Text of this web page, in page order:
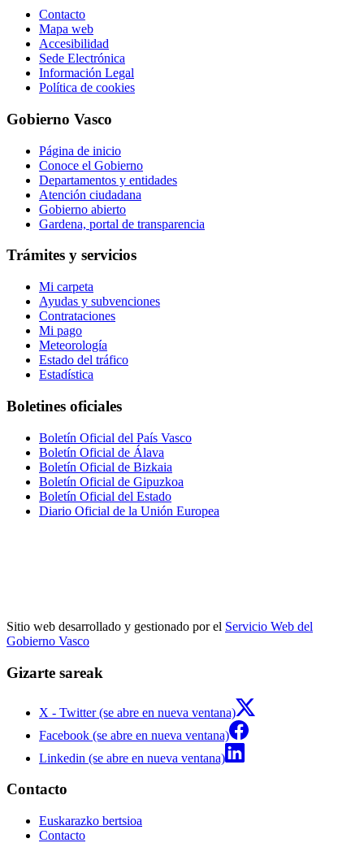
Contacto
Mapa web
Accesibilidad
Sede Electrónica
Información Legal
Política de cookies
Gobierno Vasco
Página de inicio
Conoce el Gobierno
Departamentos y entidades
Atención ciudadana
Gobierno abierto
Gardena, portal de transparencia
Trámites y servicios
Mi carpeta
Ayudas y subvenciones
Contrataciones
Mi pago
Meteorología
Estado del tráfico
Estadística
Boletines oficiales
Boletín Oficial del País Vasco
Boletín Oficial de Álava
Boletín Oficial de Bizkaia
Boletín Oficial de Gipuzkoa
Boletín Oficial del Estado
Diario Oficial de la Unión Europea
Sitio web desarrollado y gestionado por el Servicio Web del
Gobierno Vasco
Gizarte sareak
X - Twitter (se abre en nueva ventana)
Facebook (se abre en nueva ventana)
Linkedin (se abre en nueva ventana)
Contacto
Euskarazko bertsioa
Contacto